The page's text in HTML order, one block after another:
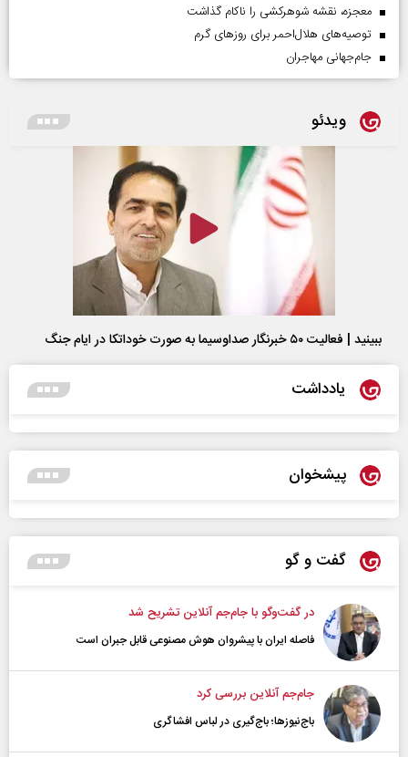
معجزه، نقشه شوهرکشی را ناکام گذاشت
توصیه‌های هلال‌احمر برای روز‌های گرم
جام‌جهانی مهاجران
ویدئو
ببینید | فعالیت ۵۰ خبرنگار صداوسیما به صورت خوداتکا در ایام جنگ
یادداشت
پیشخوان
گفت و گو
در گفت‌و‌گو با جام‌جم آنلاین تشریح شد
فاصله ایران با پیشرو‌ان هوش مصنوعی قابل جبران است
جام‌جم آنلاین بررسی کرد
باج‌نیوزها؛ باج‌گیری در لباس افشاگری